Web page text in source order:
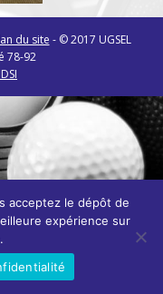
du site - © 2017 UGSEL
78-92
acceptez le dépôt de
expérience sur